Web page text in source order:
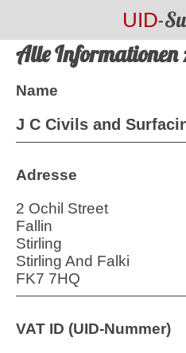
UID-
Alle Informationen
Name
J C Civils and
Adresse
2 Ochil Street
Fallin
Stirling
Stirling And Falki
FK7 7HQ
VAT ID (UID-Nummer)